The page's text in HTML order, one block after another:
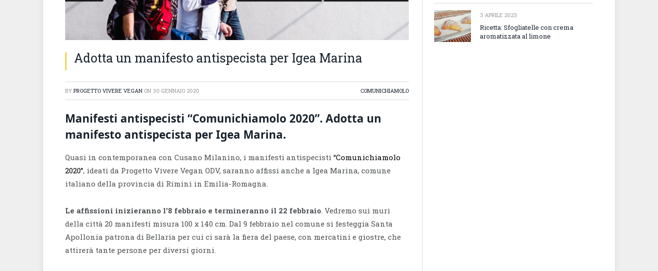
Adotta un manifesto antispecista per Igea Marina
BY PROGETTO VIVERE VEGAN ON 30 GENNAIO 2020 COMUNICHIAMOLO
Manifesti antispecisti “Comunichiamolo 2020”. Adotta un
manifesto antispecista per Igea Marina.
Quasi in contemporanea con Cusano Milanino, i manifesti antispecisti “Comunichiamolo
2020”, ideati da Progetto Vivere Vegan ODV, saranno affissi anche a Igea Marina, comune
italiano della provincia di Rimini in Emilia-Romagna.
Le affissioni inizieranno l’8 febbraio e termineranno il 22 febbraio . Vedremo sui muri
della città 20 manifesti misura 100 x 140 cm. Dal 9 febbraio nel comune si festeggia Santa
Apollonia patrona di Bellaria per cui ci sarà la fiera del paese, con mercatini e giostre, che
attirerà tante persone per diversi giorni.
3 APRILE 2023
Ricetta: Sfogliatelle con crema
aromatizzata al limone